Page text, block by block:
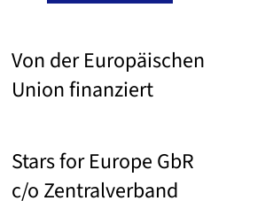
Von der Europäischen
Union finanziert
Stars for Europe GbR
c/o Zentralverband